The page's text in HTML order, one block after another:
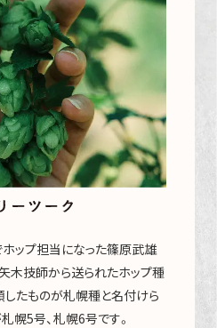
ップ担当になった篠原武雄
木技師から送られたホップ種
たものが札幌種と名付けら
幌5号、札幌6号です。